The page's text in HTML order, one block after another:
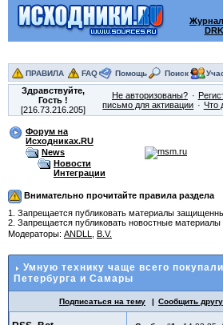
Журнал
ПРАВИЛА FAQ Помощь Поиск
Здравствуйте,
Гость!
[216.73.216.205]
Не авторизованы?
письмо для активации
Что
Форум на
Исходниках.RU
News
Новости
Интеграции
Внимательно прочитайте правила раздела
1. Запрещается публиковать материалы
2. Запрещается публиковать новостные материалы
Модераторы: ANDLL B.V.
Умную технику чаще всего
Петербурга и Самары
Подписаться на тему Сообщить другу